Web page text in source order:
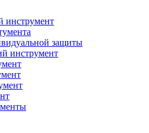
инструмент
защиты
инструмент